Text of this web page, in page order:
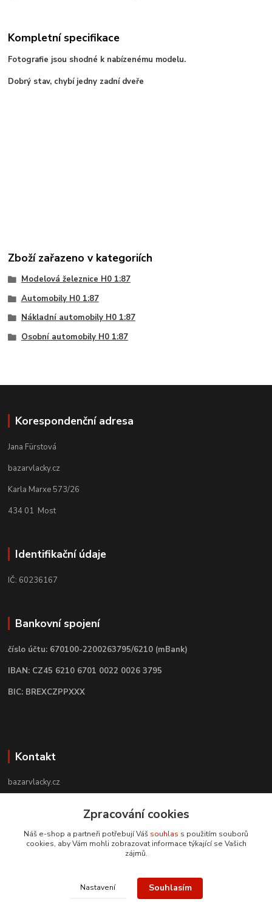
Kompletní specifikace
Fotografie jsou shodné k nabízenému modelu.
Dobrý stav, chybí jedny zadní dveře
Zboží zařazeno v kategoriích
Modelová železnice H0 1:87
Automobily H0 1:87
Nákladní automobily H0 1:87
Osobní automobily H0 1:87
Korespondenční adresa
Jana Fürstová
bazarvlacky.cz
Karla Marxe 573/26
434 01 Most
Identifikační údaje
IČ: 60236167
Bankovní spojení
číslo účtu: 670100-2200263795/6210 (mBank)
IBAN: CZ45 6210 6701 0022 0026 3795
BIC: BREXCZPPXXX
Kontakt
bazarvlacky.cz
+420 774 141 314
info@bazarvlacky.cz
Zpracování cookies
Náš e-shop a partneři potřebují Váš souhlas s použitím souborů
cookies, aby Vám mohli zobrazovat informace týkající se Vašich
zájmů.
Nastavení Souhlasím